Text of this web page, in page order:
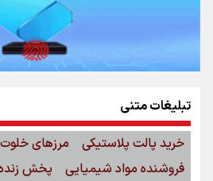
تبلیغات متنی
خرید پالت پلاستیکی
مرزهای
فروشنده مواد شیمیایی
پخش